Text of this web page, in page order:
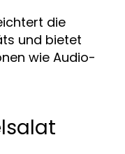
die
und bietet
wie Audio-